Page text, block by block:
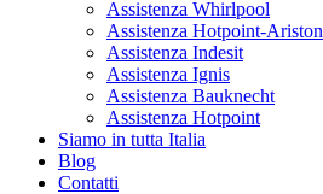
Assistenza Whirlpool
Assistenza Hotpoint-Ariston
Assistenza Indesit
Assistenza Ignis
Assistenza Bauknecht
Assistenza Hotpoint
Siamo in tutta Italia
Blog
Contatti